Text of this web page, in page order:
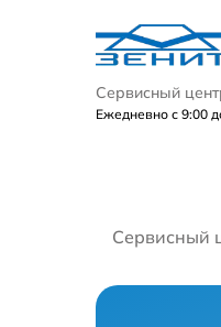
Сервисный
Ежедневно с 9:00
Сервисный